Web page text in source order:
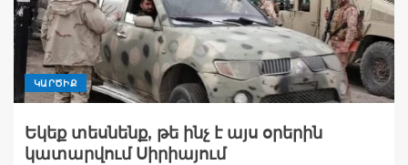
ԿԱՐԾԻՔ
Եկեք տեսնենք, թե ինչ է այս օրերին
կատարվում Սիրիայում